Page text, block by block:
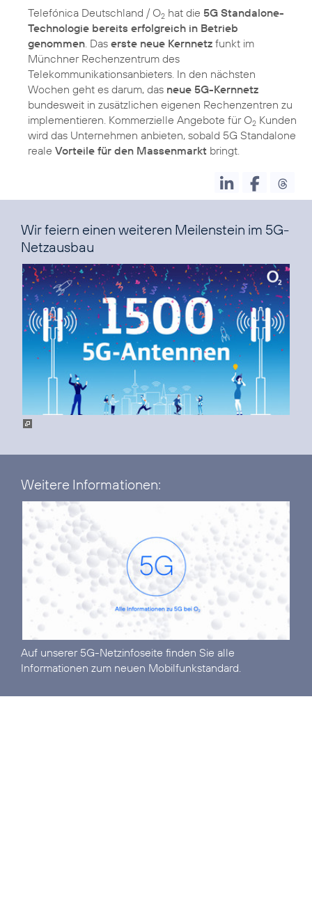
Telefónica Deutschland / O2 hat die 5G Standalone-
Technologie bereits erfolgreich in Betrieb
genommen. Das erste neue Kernnetz funkt im
Münchner Rechenzentrum des
Telekommunikationsanbieters. In den nächsten
Wochen geht es darum, das neue 5G-Kernnetz
bundesweit in zusätzlichen eigenen Rechenzentren zu
implementieren. Kommerzielle Angebote für O2 Kunden
wird das Unternehmen anbieten, sobald 5G Standalone
reale Vorteile für den Massenmarkt
Wir feiern einen weiteren Meilenstein im 5G-
Netzausbau
Weitere Informationen:
Auf unserer 5G-Netzinfoseite finden Sie alle
Informationen zum neuen Mobilfunkstandard.